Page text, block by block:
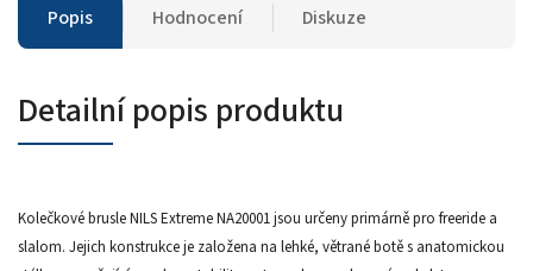
Popis Hodnocení Diskuze
Detailní popis produktu
Kolečkové brusle NILS Extreme NA20001 jsou určeny primárně pro freeride a
slalom. Jejich konstrukce je založena na lehké, větrané botě s anatomickou